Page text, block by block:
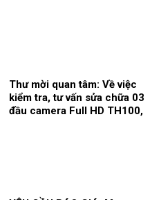
Thư mời quan tâm: Về việc
kiểm tra, tư vấn sửa chữa 03
đầu camera Full HD TH100,